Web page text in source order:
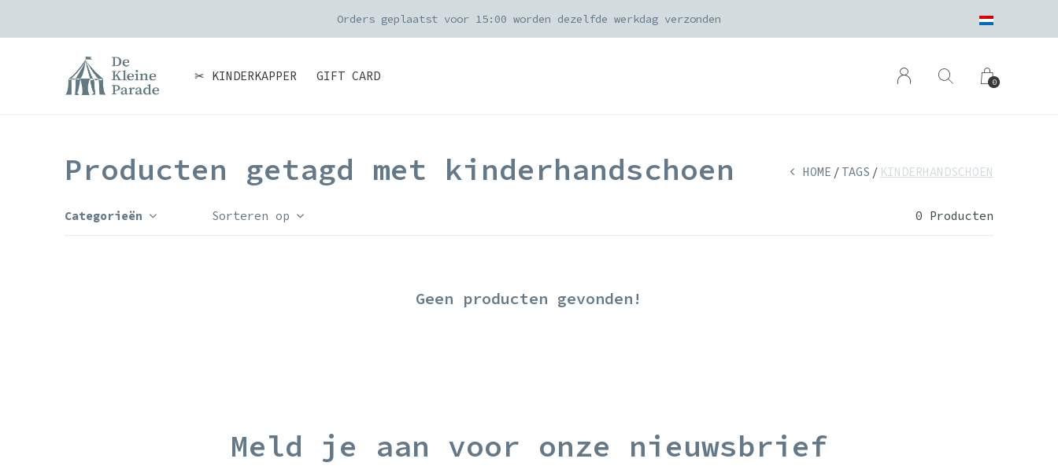
✂ KINDERKAPPER GIFT CARD 0
Orders geplaatst voor 15:00 worden dezelfde werkdag verzonden
Producten getagd met kinderhandschoen HOME TAGS KINDERHANDSCHOEN
Categorieën Sorteren op 0 Producten
Geen producten gevonden!
Meld je aan voor onze nieuwsbrief